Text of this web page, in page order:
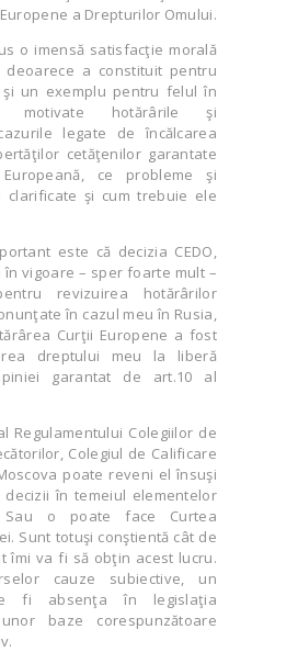
a Drepturilor Omului.
o imensă satisfacţie morală
deoarece a constituit pentru
un exemplu pentru felul în
motivate hotărârile şi
legate de încălcarea
cetăţenilor garantate
ce probleme şi
clarificate şi cum trebuie ele
este că decizia CEDO,
vigoare – sper foarte mult –
revizuirea hotărârilor
în cazul meu în Rusia,
Curţii Europene a fost
dreptului meu la liberă
garantat de art.10 al
Regulamentului Colegiilor de
Colegiul de Calificare
poate reveni el însuşi
în temeiul elementelor
Sau o poate face Curtea
Sunt totuşi conştientă cât de
îmi va fi să obţin acest lucru.
cauze subiective, un
fi absenţa în legislaţia
baze corespunzătoare